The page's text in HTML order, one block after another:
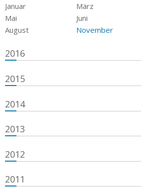
Januar März
Mai
Juni
August
November
2016
2015
2014
2013
2012
2011